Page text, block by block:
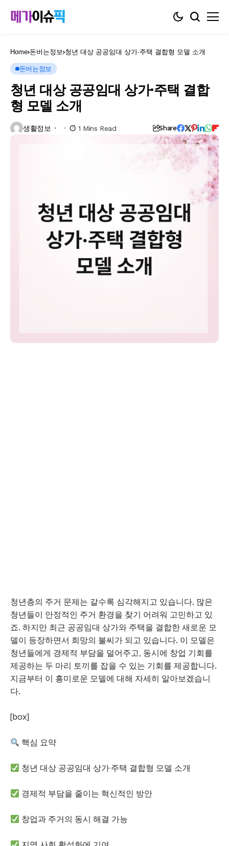
Home 돈버는정보 청년 대상 공공임대 상가·주택 결합형 모델 소개
돈버는정보
청년 대상 공공임대 상가·주택 결합
형 모델 소개
생활정보 1 Mins Read Share
청년층의 주거 문제는 갈수록 심각해지고 있습니다. 많은
청년들이 안정적인 주거 환경을 찾기 어려워 고민하고 있
죠. 하지만 최근 공공임대 상가와 주택을 결합한 새로운 모
델이 등장하면서 희망의 불씨가 되고 있습니다. 이 모델은
청년들에게 경제적 부담을 덜어주고, 동시에 창업 기회를
제공하는 두 마리 토끼를 잡을 수 있는 기회를 제공합니다.
지금부터 이 흥미로운 모델에 대해 자세히 알아보겠습니
다.
[box]
핵심 요약
청년 대상 공공임대 상가·주택 결합형 모델 소개
경제적 부담을 줄이는 혁신적인 방안
창업과 주거의 동시 해결 가능